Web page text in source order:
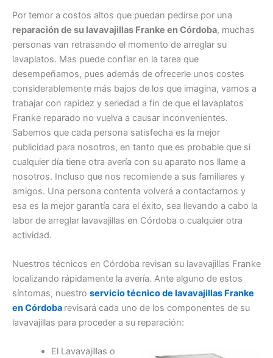
Por temor a costos altos que puedan pedirse por una
reparación de su lavavajillas Franke en Córdoba, muchas
personas van retrasando el momento de arreglar su
lavaplatos. Mas puede confiar en la tarea que
desempeñamos, pues además de ofrecerle unos costes
considerablemente más bajos de los que imagina, vamos a
trabajar con rapidez y seriedad a fin de que el lavaplatos
Franke reparado no vuelva a causar inconvenientes.
Sabemos que cada persona satisfecha es la mejor
publicidad para nosotros, en tanto que es probable que si
cualquier día tiene otra avería con su aparato nos llame a
nosotros. Incluso que nos recomiende a sus familiares y
amigos. Una persona contenta volverá a contactarnos y
esa es la mejor garantía cara el éxito, sea llevando a cabo la
labor de arreglar lavavajillas en Córdoba o cualquier otra
actividad.
Nuestros técnicos en Córdoba revisan su lavavajillas Franke
localizando rápidamente la avería. Ante alguno de estos
síntomas, nuestro servicio técnico de lavavajillas Franke
en Córdoba revisará cada uno de los componentes de su
lavavajillas para proceder a su reparación:
El Lavavajillas o